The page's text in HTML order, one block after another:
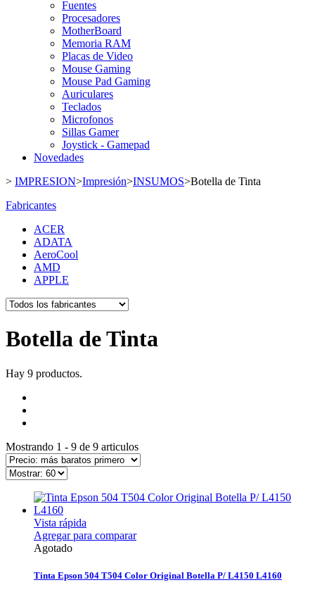
Fuentes
Procesadores
MotherBoard
Memoria RAM
Placas de Video
Mouse Gaming
Mouse Pad Gaming
Auriculares
Teclados
Microfonos
Sillas Gamer
Joystick - Gamepad
Novedades
> IMPRESION>Impresión>INSUMOS>Botella de Tinta
Fabricantes
ACER
ADATA
AeroCool
AMD
APPLE
Botella de Tinta
Hay 9 productos.
Mostrando 1 - 9 de 9 articulos
Vista rápida
Agregar para comparar
Agotado
Tinta Epson 504 T504 Color Original Botella P/ L4150 L4160